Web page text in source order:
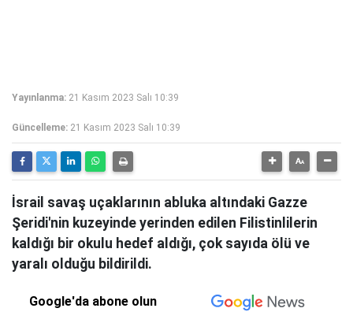
Yayınlanma: 21 Kasım 2023 Salı 10:39
Güncelleme: 21 Kasım 2023 Salı 10:39
İsrail savaş uçaklarının abluka altındaki Gazze
Şeridi'nin kuzeyinde yerinden edilen Filistinlilerin
kaldığı bir okulu hedef aldığı, çok sayıda ölü ve
yaralı olduğu bildirildi.
Google'da abone olun